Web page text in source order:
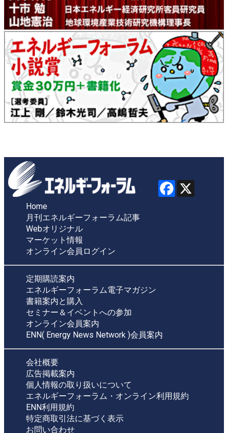
Home
月刊エネルギーフォーラム記事
Webオリジナル
マーケット情報
オンライン会員ログイン
定期購読案内
エネルギーフォーラム電子マガジン
書籍案内と購入
セミナー＆イベントへの参加
オンライン会員案内
ENN( Energy News Network )会員案内
会社概要
広告掲載案内
個人情報の取り扱いについて
エネルギーフォーラム・オンライン利用規約
ENN利用規約
特定商取引法に基づく表示
お問い合わせ